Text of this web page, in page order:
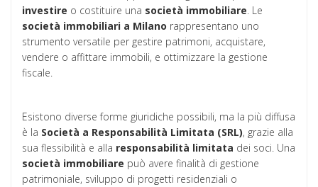
investire o costituire una società immobiliare. Le
società immobiliari a Milano rappresentano uno
strumento versatile per gestire patrimoni, acquistare,
vendere o affittare immobili, e ottimizzare la gestione
fiscale.
Esistono diverse forme giuridiche possibili, ma la più diffusa
è la Società a Responsabilità Limitata (SRL), grazie alla
sua flessibilità e alla responsabilità limitata dei soci. Una
società immobiliare può avere finalità di gestione
patrimoniale, sviluppo di progetti residenziali o